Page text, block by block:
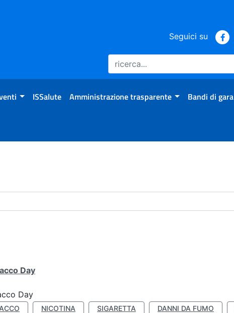
Seguici su
ISSalute Amministrazione trasparente Bandi di gara
Day
Day
NICOTINA SIGARETTA DANNI DA FUMO